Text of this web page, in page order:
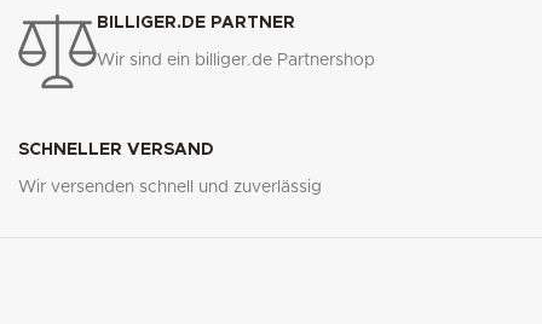
BILLIGER.DE PARTNER
Wir sind ein billiger.de Partnershop
SCHNELLER VERSAND
Wir versenden schnell und zuverlässig